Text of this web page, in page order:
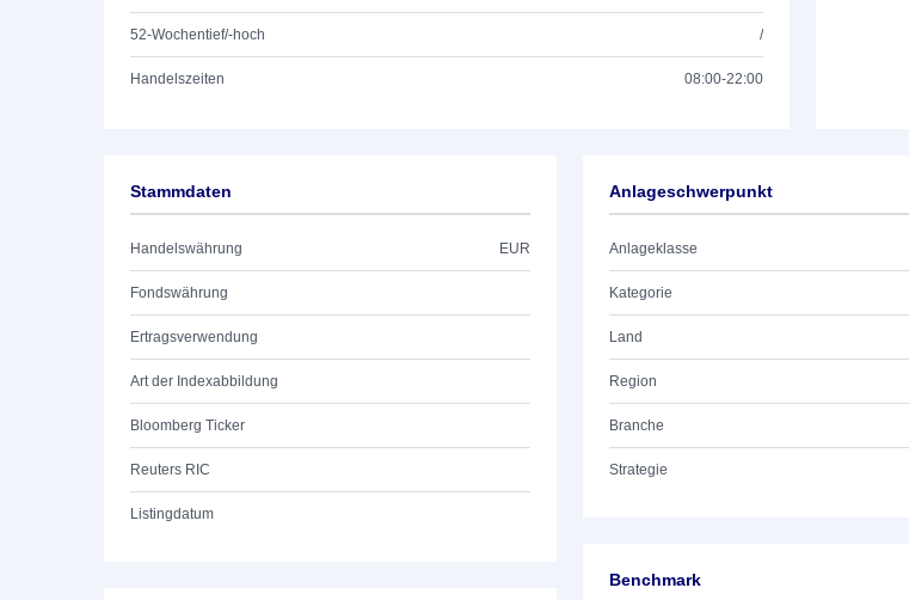
52-Wochentief/-hoch /
Handelszeiten 08:00-22:00
Stammdaten
Handelswährung EUR
Fondswährung
Ertragsverwendung
Art der Indexabbildung
Bloomberg Ticker
Reuters RIC
Listingdatum
Anlageschwerpunkt
Anlageklasse
Kategorie
Land
Region
Branche
Strategie
Benchmark